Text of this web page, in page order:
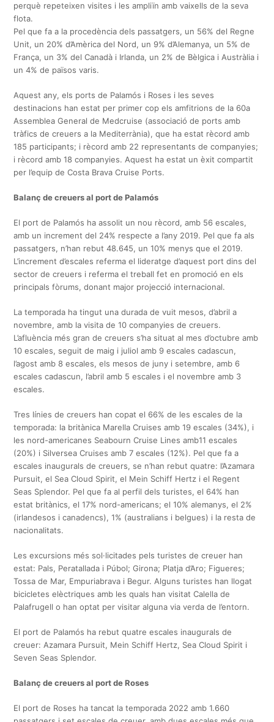
perquè repeteixen visites i les ampliïn amb vaixells de la seva
flota.
Pel que fa a la procedència dels passatgers, un 56% del Regne
Unit, un 20% d’Amèrica del Nord, un 9% d’Alemanya, un 5% de
França, un 3% del Canadà i Irlanda, un 2% de Bèlgica i Austràlia i
un 4% de països varis.
Aquest any, els ports de Palamós i Roses i les seves
destinacions han estat per primer cop els amfitrions de la 60a
Assemblea General de Medcruise (associació de ports amb
tràfics de creuers a la Mediterrània), que ha estat rècord amb
185 participants; i rècord amb 22 representants de companyies;
i rècord amb 18 companyies. Aquest ha estat un èxit compartit
per l’equip de Costa Brava Cruise Ports.
Balanç de creuers al port de Palamós
El port de Palamós ha assolit un nou rècord, amb 56 escales,
amb un increment del 24% respecte a l’any 2019. Pel que fa als
passatgers, n’han rebut 48.645, un 10% menys que el 2019.
L’increment d’escales referma el lideratge d’aquest port dins del
sector de creuers i referma el treball fet en promoció en els
principals fòrums, donant major projecció internacional.
La temporada ha tingut una durada de vuit mesos, d’abril a
novembre, amb la visita de 10 companyies de creuers.
L’afluència més gran de creuers s’ha situat al mes d’octubre amb
10 escales, seguit de maig i juliol amb 9 escales cadascun,
l’agost amb 8 escales, els mesos de juny i setembre, amb 6
escales cadascun, l’abril amb 5 escales i el novembre amb 3
escales.
Tres línies de creuers han copat el 66% de les escales de la
temporada: la britànica Marella Cruises amb 19 escales (34%), i
les nord-americanes Seabourn Cruise Lines amb11 escales
(20%) i Silversea Cruises amb 7 escales (12%). Pel que fa a
escales inaugurals de creuers, se n’han rebut quatre: l’Azamara
Pursuit, el Sea Cloud Spirit, el Mein Schiff Hertz i el Regent
Seas Splendor. Pel que fa al perfil dels turistes, el 64% han
estat britànics, el 17% nord-americans; el 10% alemanys, el 2%
(irlandesos i canadencs), 1% (australians i belgues) i la resta de
nacionalitats.
Les excursions més sol·licitades pels turistes de creuer han
estat: Pals, Peratallada i Púbol; Girona; Platja d’Aro; Figueres;
Tossa de Mar, Empuriabrava i Begur. Alguns turistes han llogat
bicicletes elèctriques amb les quals han visitat Calella de
Palafrugell o han optat per visitar alguna via verda de l’entorn.
El port de Palamós ha rebut quatre escales inaugurals de
creuer: Azamara Pursuit, Mein Schiff Hertz, Sea Cloud Spirit i
Seven Seas Splendor.
Balanç de creuers al port de Roses
El port de Roses ha tancat la temporada 2022 amb 1.660